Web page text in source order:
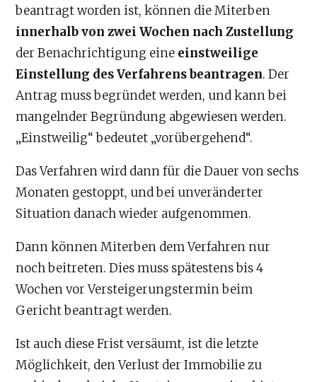
beantragt worden ist, können die Miterben
innerhalb von zwei Wochen nach Zustellung
der Benachrichtigung eine einstweilige
Einstellung des Verfahrens beantragen. Der
Antrag muss begründet werden, und kann bei
mangelnder Begründung abgewiesen werden.
„Einstweilig“ bedeutet „vorübergehend“.
Das Verfahren wird dann für die Dauer von sechs
Monaten gestoppt, und bei unveränderter
Situation danach wieder aufgenommen.
Dann können Miterben dem Verfahren nur
noch beitreten. Dies muss spätestens bis 4
Wochen vor Versteigerungstermin beim
Gericht beantragt werden.
Ist auch diese Frist versäumt, ist die letzte
Möglichkeit, den Verlust der Immobilie zu